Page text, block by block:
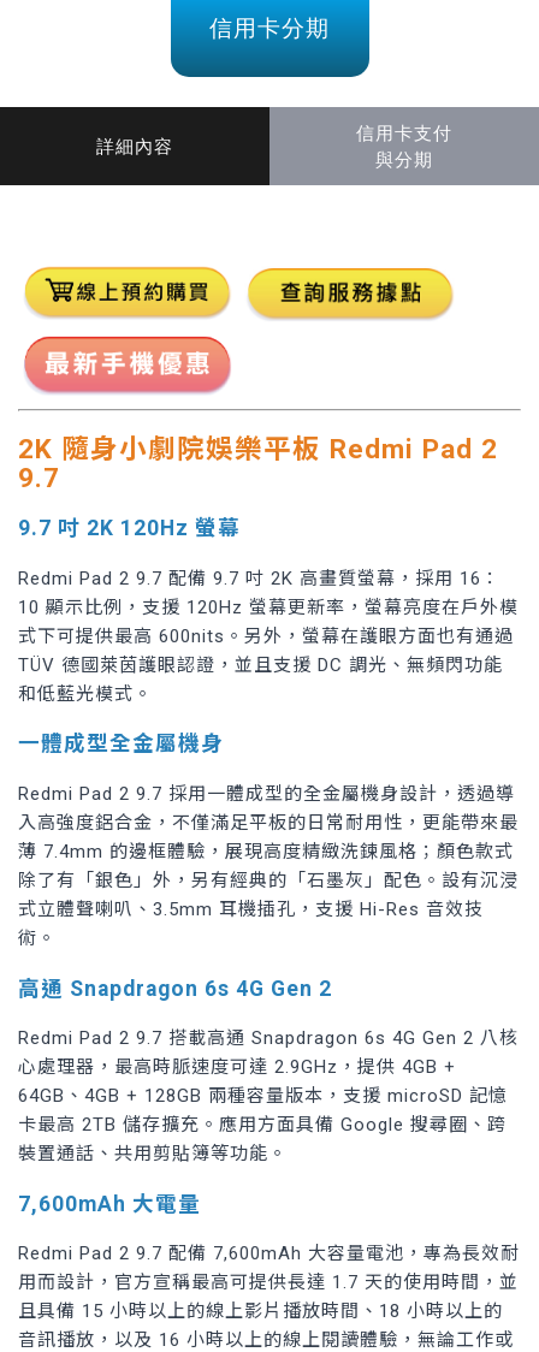
信用卡分期
詳細內容
信用卡支付
與分期
2K 隨身小劇院娛樂平板 Redmi Pad 2
9.7
9.7 吋 2K 120Hz 螢幕
Redmi Pad 2 9.7 配備 9.7 吋 2K 高畫質螢幕，採用 16：
10 顯示比例，支援 120Hz 螢幕更新率，螢幕亮度在戶外模
式下可提供最高 600nits。另外，螢幕在護眼方面也有通過
TÜV 德國萊茵護眼認證，並且支援 DC 調光、無頻閃功能
和低藍光模式。
一體成型全金屬機身
Redmi Pad 2 9.7 採用一體成型的全金屬機身設計，透過導
入高強度鋁合金，不僅滿足平板的日常耐用性，更能帶來最
薄 7.4mm 的邊框體驗，展現高度精緻洗鍊風格；顏色款式
除了有「銀色」外，另有經典的「石墨灰」配色。設有沉浸
式立體聲喇叭、3.5mm 耳機插孔，支援 Hi-Res 音效技
術。
高通 Snapdragon 6s 4G Gen 2
Redmi Pad 2 9.7 搭載高通 Snapdragon 6s 4G Gen 2 八核
心處理器，最高時脈速度可達 2.9GHz，提供 4GB +
64GB、4GB + 128GB 兩種容量版本，支援 microSD 記憶
卡最高 2TB 儲存擴充。應用方面具備 Google 搜尋圈、跨
裝置通話、共用剪貼簿等功能。
7,600mAh 大電量
Redmi Pad 2 9.7 配備 7,600mAh 大容量電池，專為長效耐
用而設計，官方宣稱最高可提供長達 1.7 天的使用時間，並
且具備 15 小時以上的線上影片播放時間、18 小時以上的
音訊播放，以及 16 小時以上的線上閱讀體驗，無論工作或